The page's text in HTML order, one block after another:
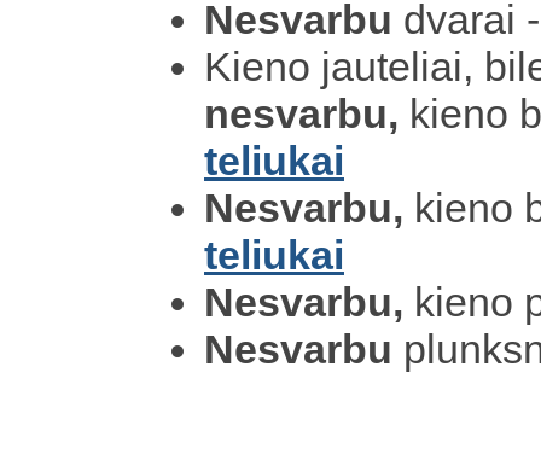
Nesvarbu dvarai
Kieno jauteliai,
nesvarbu, kieno
teliukai
Nesvarbu, kieno
teliukai
Nesvarbu, kieno
Nesvarbu